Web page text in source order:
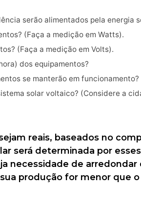
serão alimentados pela energia
(Faça a medição em Watts).
(Faça a medição em Volts).
dos equipamentos?
se manterão em
solar voltaico? (Considere a
reais, baseados no
será determinada por
necessidade de
produção for menor que